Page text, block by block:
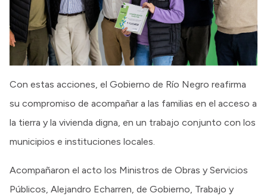
Con estas acciones, el Gobierno de Río Negro reafirma
su compromiso de acompañar a las familias en el acceso a
la tierra y la vivienda digna, en un trabajo conjunto con los
municipios e instituciones locales.
Acompañaron el acto los Ministros de Obras y Servicios
Públicos, Alejandro Echarren, de Gobierno, Trabajo y